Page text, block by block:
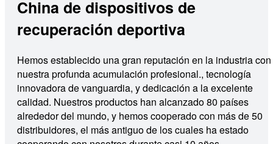
China de dispositivos de
recuperación deportiva
Hemos establecido una gran reputación en la industria con
nuestra profunda acumulación profesional., tecnología
innovadora de vanguardia, y dedicación a la excelente
calidad. Nuestros productos han alcanzado 80 países
alrededor del mundo, y hemos cooperado con más de 50
distribuidores, el más antiguo de los cuales ha estado